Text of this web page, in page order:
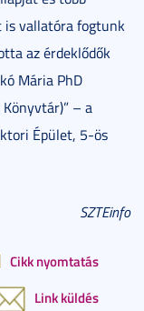
is vallatóra fogtunk
az érdeklődők
Mária PhD
– a
Épület, 5-ös
SZTEinfo
Cikk nyomtatás
Link küldés